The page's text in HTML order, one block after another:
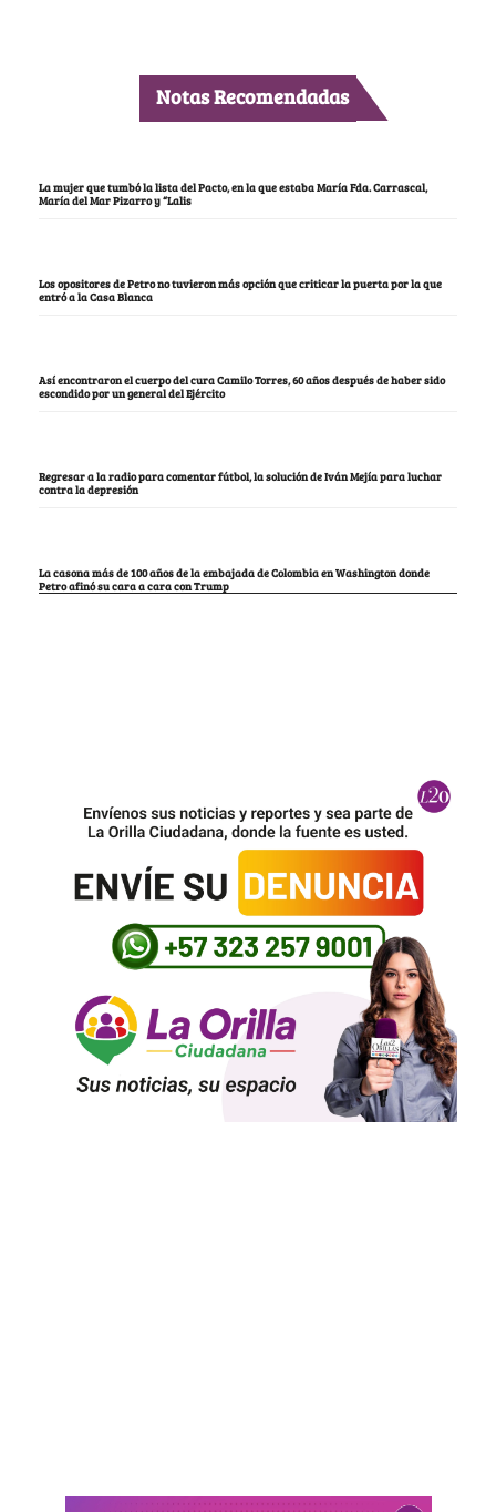
Notas Recomendadas
La mujer que tumbó la lista del Pacto, en la que estaba María Fda. Carrascal,
María del Mar Pizarro y “Lalis
Los opositores de Petro no tuvieron más opción que criticar la puerta por la que
entró a la Casa Blanca
Así encontraron el cuerpo del cura Camilo Torres, 60 años después de haber sido
escondido por un general del Ejército
Regresar a la radio para comentar fútbol, la solución de Iván Mejía para luchar
contra la depresión
La casona más de 100 años de la embajada de Colombia en Washington donde
Petro afinó su cara a cara con Trump